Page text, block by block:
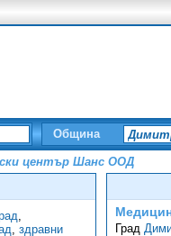
Община
център Шанс ООД
,
, здравни
Град